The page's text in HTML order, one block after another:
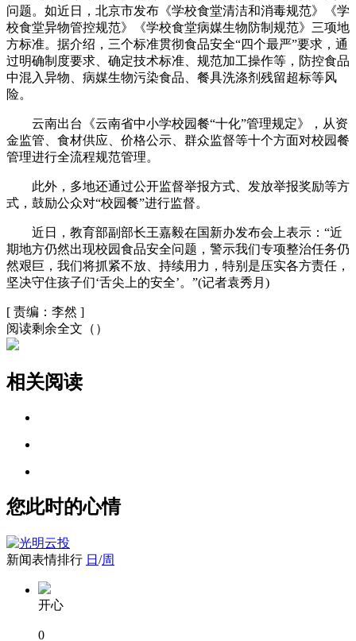
问题。如近日，北京市发布《学校食堂清洁和消毒规范》《学
校食堂异物管控规范》《学校食堂病媒生物防制规范》三项地
方标准。据介绍，三个标准贯彻食品安全“四个最严”要求，通
过明确制度要求、确定技术标准、规范加工操作等，防控食品
中混入异物、病媒生物污染食品、餐具洗涤剂残留超标等风
险。
云南出台《云南省中小学校园餐“十化”管理规定》，从资
金监管、食材供应、价格公示、群众监督等十个方面对校园餐
管理进行全流程规范管理。
此外，多地还通过公开监督举报方式、发放举报奖励等方
式，鼓励公众对“校园餐”进行监督。
近日，教育部副部长王嘉毅在国新办发布会上表示：“近
期地方仍然出现校园食品安全问题，警示我们专项整治任务仍
然艰巨，我们将抓紧不放、持续用力，特别是压实各方责任，
坚决守住孩子们‘舌尖上的安全’。”(记者袁秀月)
[ 责编：李然 ]
阅读剩余全文（ ）
相关阅读
您此时的心情
新闻表情排行 日 /周
开心
0